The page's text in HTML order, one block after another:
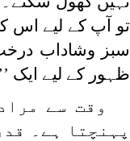
سبز وشاداب
ظہور کے لیے ایک
وقت سے
پہنچتا ہے۔